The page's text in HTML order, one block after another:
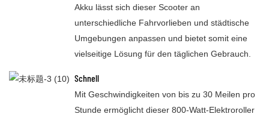
Akku lässt sich dieser Scooter an
unterschiedliche Fahrvorlieben und städtische
Umgebungen anpassen und bietet somit eine
vielseitige Lösung für den täglichen Gebrauch.
Schnell
Mit Geschwindigkeiten von bis zu 30 Meilen pro
Stunde ermöglicht dieser 800-Watt-Elektroroller